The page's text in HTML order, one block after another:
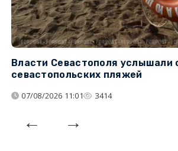
Власти Севастополя услышали
севастопольских пляжей
07/08/2026 11:01 3414